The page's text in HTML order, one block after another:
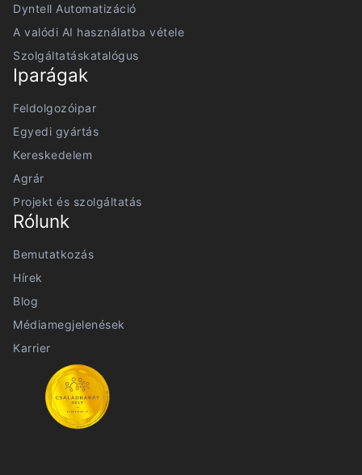
Dyntell Automatizáció
A valódi AI használatba vétele
Szolgáltatáskatalógus
Iparágak
Feldolgozóipar
Egyedi gyártás
Kereskedelem
Agrár
Projekt és szolgáltatás
Rólunk
Bemutatkozás
Hírek
Blog
Médiamegjelenések
Karrier